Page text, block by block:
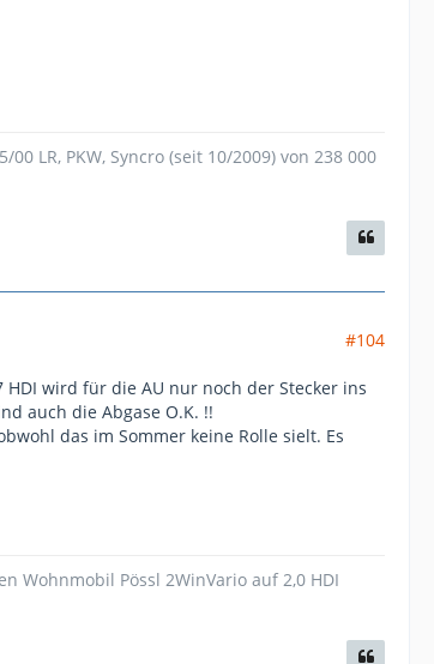
LR, PKW, Syncro (seit 10/2009) von 238 000
#104
wird für die AU nur noch der Stecker ins
auch die Abgase O.K. !!
das im Sommer keine Rolle sielt. Es
Wohnmobil Pössl 2WinVario auf 2,0 HDI